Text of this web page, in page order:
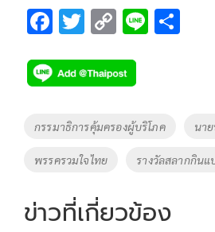
F
e
b
o
k
T
tt
er
C
p
y
Li
Li
Tags
กรรมาธิการคุ้มครองผู้บริโภค นา
พรรครวมใจไทย รางวัลสลากกินแ
ข่าวที่เกี่ยวข้อง